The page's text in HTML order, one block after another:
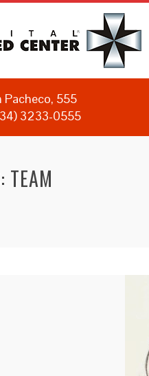
Pacheco, 555
3233-0555
TEAM